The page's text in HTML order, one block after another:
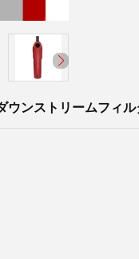
ウンストリームフィル